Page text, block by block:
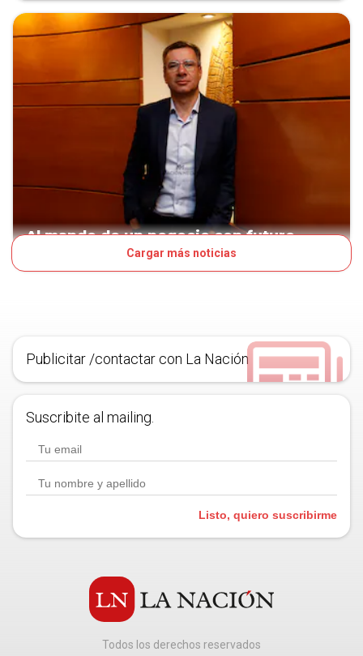
Al mando de un negocio con futuro
CORE BUSINESSCargar más noticias
Publicitar /contactar con La Nación
Suscribite al mailing.
Listo, quiero suscribirme
Todos los derechos reservados